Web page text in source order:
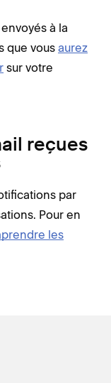
à la
que vous aurez
sur votre
reçues
par
Pour en
les